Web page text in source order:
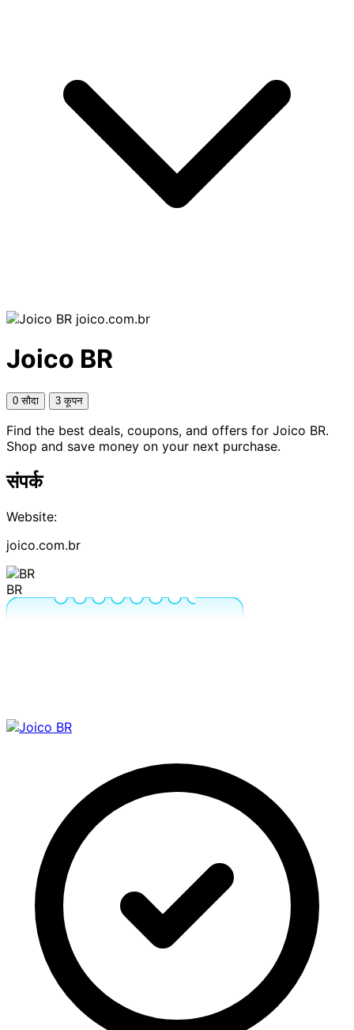
joico.com.br
Joico BR
0 सौदा 3 कूपन
Find the best deals, coupons, and offers for Joico BR.
Shop and save money on your next purchase.
संपर्क
Website:
joico.com.br
BR